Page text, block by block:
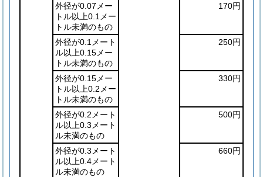
外径が0.07メー
トル以上0.1メー
トル未満のもの
170円
外径が0.1メート
ル以上0.15メー
トル未満のもの
250円
外径が0.15メー
トル以上0.2メー
トル未満のもの
330円
外径が0.2メート
ル以上0.3メート
ル未満のもの
500円
外径が0.3メート
ル以上0.4メート
ル未満のもの
660円